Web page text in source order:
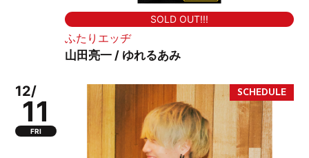
SOLD OUT!!!
ふたりエッヂ
山田亮一 / ゆれるあみ
12/
11
FRI